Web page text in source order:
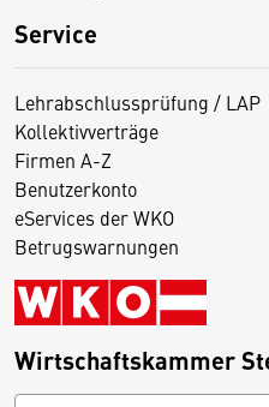
Service
Lehrabschlussprüfung / LAP
Kollektivverträge
Firmen A-Z
Benutzerkonto
eServices der WKO
Betrugswarnungen
Wirtschaftskammer